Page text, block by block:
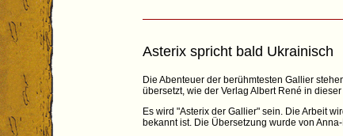
Asterix spricht bald Ukrainisch
Die Abenteuer der berühmtesten Gallier
übersetzt, wie der Verlag Albert René in
Es wird "Asterix der Gallier" sein. Die Arbeit
bekannt ist. Die Übersetzung wurde von